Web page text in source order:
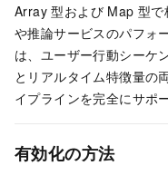
Array 型および Map 型
や推論サービスのパフォ
は、ユーザー行動シーケ
とリアルタイム特徴量の
イプラインを完全にサポ
有効化の方法